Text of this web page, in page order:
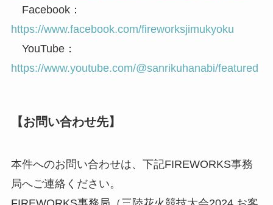
Facebook：
https://www.facebook.com/fireworksjimukyoku
YouTube：
https://www.youtube.com/@sanrikuhanabi/featured
【お問い合わせ先】
本件へのお問い合わせは、下記FIREWORKS事務
局へご連絡ください。